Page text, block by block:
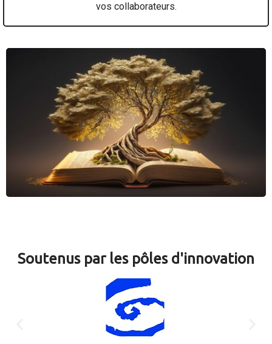
vos collaborateurs.
Soutenus par les pôles d'innovation